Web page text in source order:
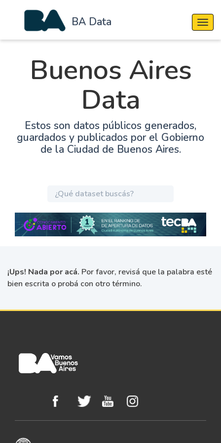
BA Data
Buenos Aires
Data
Estos son datos públicos generados,
guardados y publicados por el Gobierno
de la Ciudad de Buenos Aires.
¡Ups! Nada por acá. Por favor, revisá que la palabra esté
bien escrita o probá con otro término.